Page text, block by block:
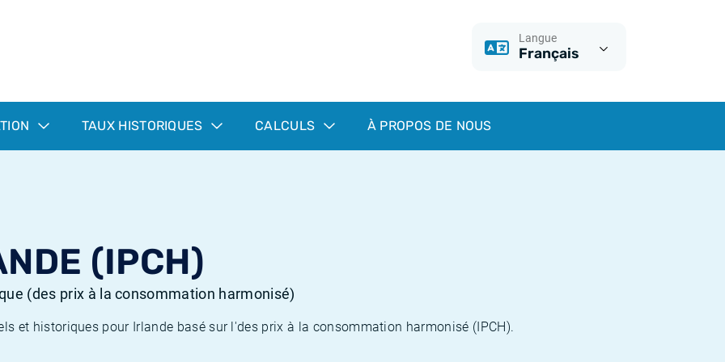
Langue
Français
TAUX HISTORIQUES CALCULS À PROPOS DE NOUS
(IPCH)
(des prix à la consommation harmonisé)
et historiques pour Irlande basé sur l'des prix à la consommation harmonisé (IPCH).